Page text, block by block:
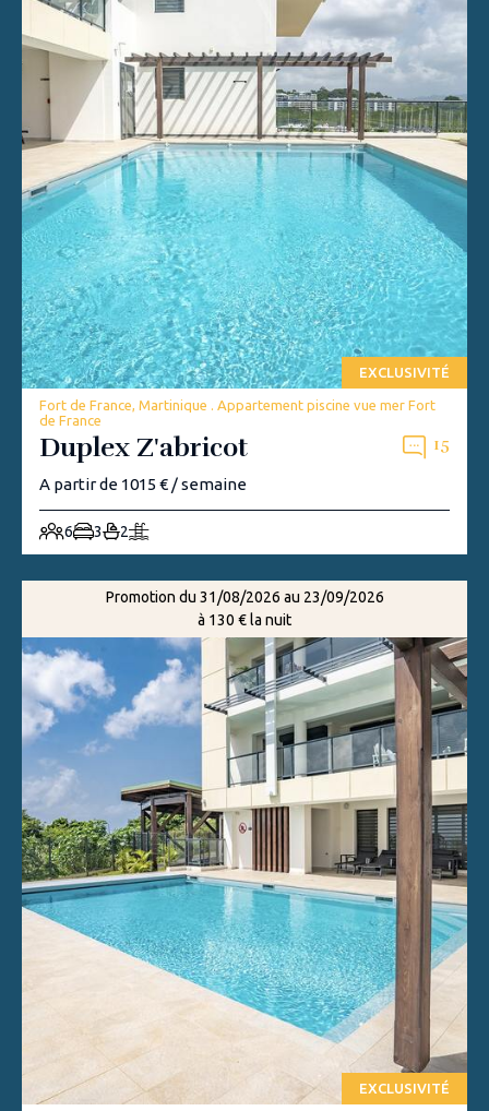
EXCLUSIVITÉ
Fort de France, Martinique . Appartement piscine vue mer Fort
de France
Duplex Z'abricot 15
A partir de 1015 € / semaine
6 3 2
Promotion du 31/08/2026 au 23/09/2026
à 130 € la nuit
EXCLUSIVITÉ